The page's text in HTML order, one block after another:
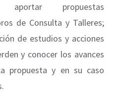
aportar propuestas
de Consulta y Talleres;
de estudios y acciones
y conocer los avances
propuesta y en su caso